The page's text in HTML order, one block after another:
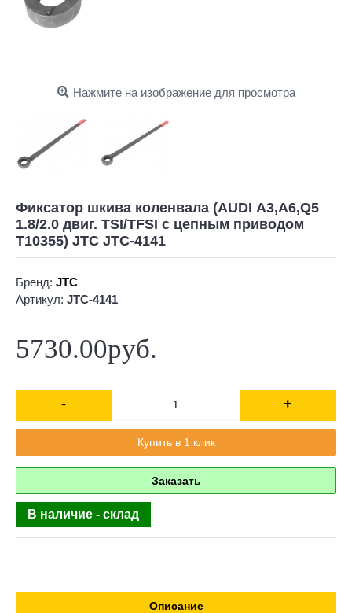
Нажмите на изображение для просмотра
Фиксатор шкива коленвала (AUDI А3,А6,Q5
1.8/2.0 двиг. TSI/TFSI с цепным приводом
T10355) JTC JTC-4141
Бренд: JTC
Артикул: JTC-4141
5730.00руб.
- +
Купить в 1 клик
Заказать
В наличие - склад
Описание